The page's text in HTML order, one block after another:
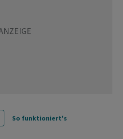
So funktioniert's